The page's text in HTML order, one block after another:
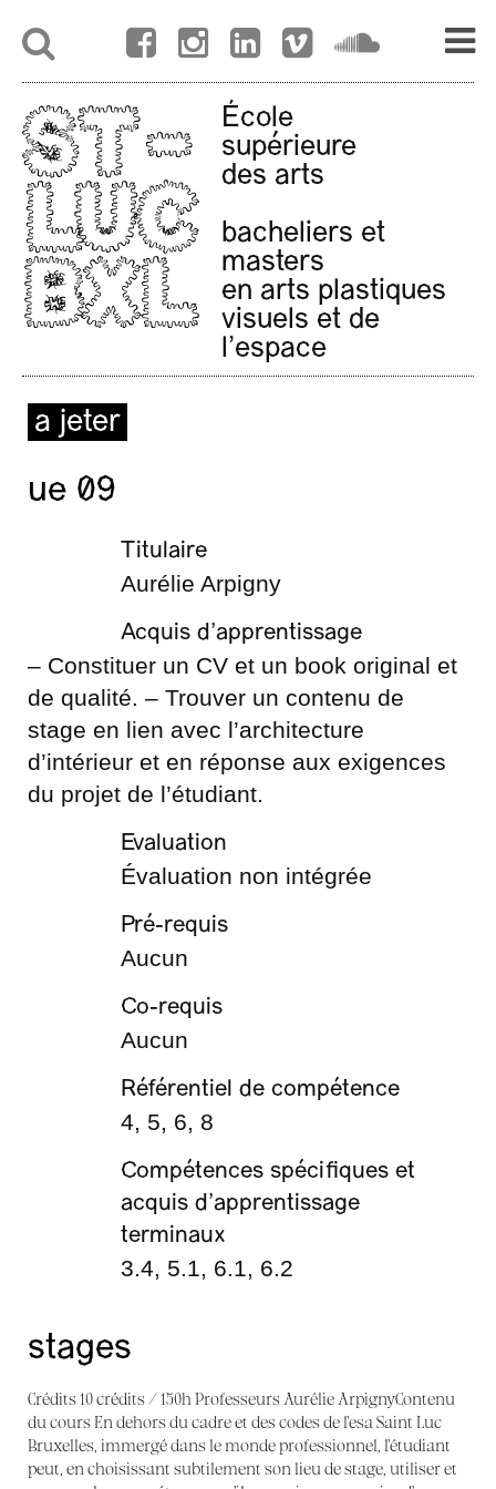
École
supérieure
des arts
bacheliers et
masters
en arts plastiques
visuels et de
l'espace
a jeter
ue 09
Titulaire
Aurélie Arpigny
Acquis d’apprentissage
– Constituer un CV et un book original et
de qualité. – Trouver un contenu de
stage en lien avec l’architecture
d’intérieur et en réponse aux exigences
du projet de l’étudiant.
Evaluation
Évaluation non intégrée
Pré-requis
Aucun
Co-requis
Aucun
Référentiel de compétence
4, 5, 6, 8
Compétences spécifiques et
acquis d’apprentissage
terminaux
3.4, 5.1, 6.1, 6.2
stages
Crédits 10 crédits / 150h Professeurs Aurélie ArpignyContenu
du cours En dehors du cadre et des codes de l’esa Saint Luc
Bruxelles, immergé dans le monde professionnel, l’étudiant
peut, en choisissant subtilement son lieu de stage, utiliser et